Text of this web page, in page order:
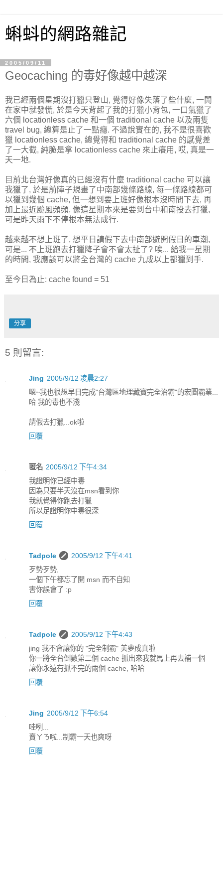
蝌蚪的網路雜記
2005/09/11
Geocaching 的毒好像越中越深
我已經兩個星期沒打獵只登山, 覺得好像失落了些什麼, 一閒
在家中就發慌, 於是今天背起了我的打獵小背包, 一口氣獵了
六個 locationless cache 和一個 traditional cache 以及兩隻
travel bug, 總算是止了一點癮. 不過說實在的, 我不是很喜歡
獵 locationless cache, 總覺得和 traditional cache 的感覺差
了一大截, 純脆是拿 locationless cache 來止癢用, 哎, 真是一
天一地.
目前北台灣好像真的已經沒有什麼 traditional cache 可以讓
我獵了, 於是前陣子規畫了中南部幾條路線, 每一條路線都可
以獵到幾個 cache, 但一想到要上班好像根本沒時間下去, 再
加上最近颱風頻頻, 像這星期本來是要到台中和南投去打獵,
可是昨天雨下不停根本無法成行.
越來越不想上班了, 想平日請假下去中南部避開假日的車潮,
可是... 不上班跑去打獵降子會不會太扯了? 唉... 給我一星期
的時間, 我應該可以將全台灣的 cache 九成以上都獵到手.
至今日為止: cache found = 51
分享
5 則留言:
Jing 2005/9/12 凌晨2:27
嗯~我也很想早日完成"台灣區地理藏寶完全治霸"的宏圖霸業...
哈 我的毒也不淺
請假去打獵...ok啦
回覆
匿名 2005/9/12 下午4:34
我證明你已經中毒
因為只要半天沒在msn看到你
我就覺得你跑去打獵
所以足證明你中毒很深
回覆
Tadpole
2005/9/12 下午4:41
歹勢歹勢,
一個下午都忘了開 msn 而不自知
害你誤會了 :p
回覆
Tadpole
2005/9/12 下午4:43
jing 我不會讓你的 "完全制霸" 美夢成真啦
你一將全台倒數第二個 cache 抓出來我就馬上再去補一個
讓你永遠有抓不完的兩個 cache, 哈哈
回覆
Jing 2005/9/12 下午6:54
哇咧...
賣ㄚㄋ啦...制霸一天也爽呀
回覆